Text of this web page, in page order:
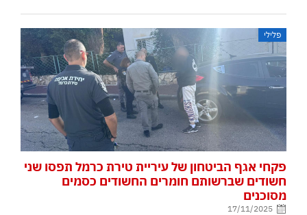
פלילי
פקחי אגף הביטחון של עיריית טירת כרמל תפסו שני
חשודים שברשותם חומרים החשודים כסמים
מסוכנים
17/11/2025